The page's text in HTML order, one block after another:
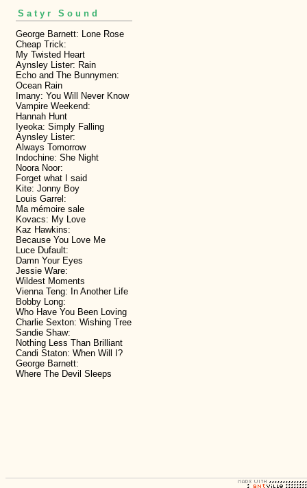
Satyr Sound
George Barnett: Lone Rose
Cheap Trick:
My Twisted Heart
Aynsley Lister: Rain
Echo and The Bunnymen:
Ocean Rain
Imany: You Will Never Know
Vampire Weekend:
Hannah Hunt
Iyeoka: Simply Falling
Aynsley Lister:
Always Tomorrow
Indochine: She Night
Noora Noor:
Forget what I said
Kite: Jonny Boy
Louis Garrel:
Ma mémoire sale
Kovacs: My Love
Kaz Hawkins:
Because You Love Me
Luce Dufault:
Damn Your Eyes
Jessie Ware:
Wildest Moments
Vienna Teng: In Another Life
Bobby Long:
Who Have You Been Loving
Charlie Sexton: Wishing Tree
Sandie Shaw:
Nothing Less Than Brilliant
Candi Staton: When Will I?
George Barnett:
Where The Devil Sleeps